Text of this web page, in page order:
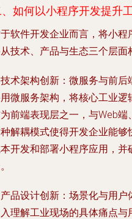
如何以小程序开发提升
软件开发企业而言，将小
技术、产品与生态三个层面
技术架构创新：微服务与前后
微服务架构，将核心工业
前端表现层之一，与Web
解耦模式使得开发企业能
开发和部署小程序应用，
产品设计创新：场景化与用户
理解工业现场的具体痛点